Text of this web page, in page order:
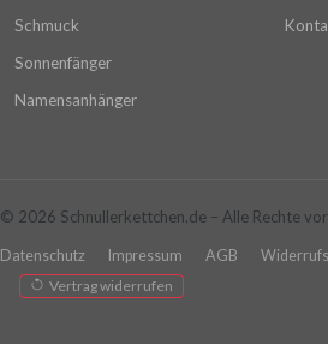
Schmuck
Sonnenfänger
Namensanhänger
© 2026 Schnullerkettchen.de – Alle Rechte
Datenschutz Impressum AGB
Vertrag widerrufen